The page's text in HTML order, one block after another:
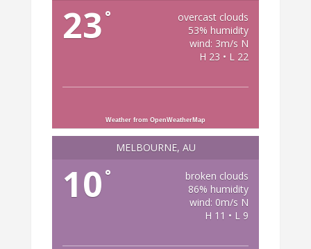
23 °
overcast clouds
53% humidity
wind: 3m/s N
H 23 • L 22
Weather from OpenWeatherMap
MELBOURNE, AU
10 °
broken clouds
86% humidity
wind: 0m/s N
H 11 • L 9